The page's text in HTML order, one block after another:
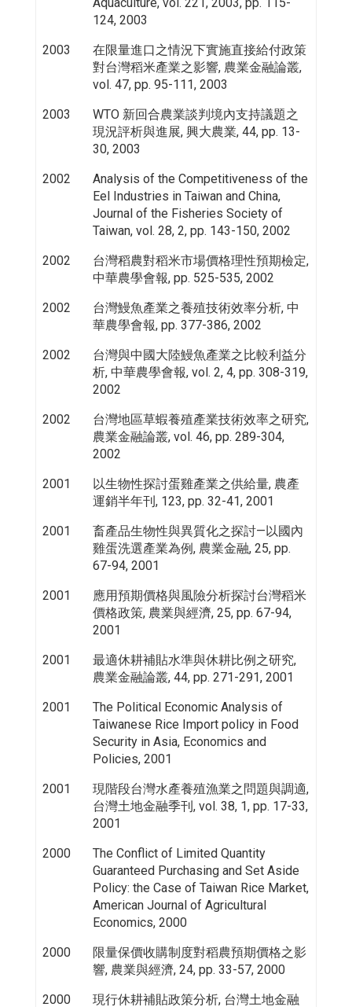
124, 2003
2003
在限量進口之情況下實施直接給付政策
對台灣稻米產業之影響, 農業金融論叢,
vol. 47, pp. 95-111, 2003
2003
WTO 新回合農業談判境內支持議題之
現況評析與進展, 興大農業, 44, pp. 13-
30, 2003
2002
Analysis of the Competitiveness of the
Eel Industries in Taiwan and China,
Journal of the Fisheries Society of
Taiwan, vol. 28, 2, pp. 143-150, 2002
2002
台灣稻農對稻米市場價格理性預期檢定,
中華農學會報, pp. 525-535, 2002
2002
台灣鰻魚產業之養殖技術效率分析, 中
華農學會報, pp. 377-386, 2002
2002
台灣與中國大陸鰻魚產業之比較利益分
析, 中華農學會報, vol. 2, 4, pp. 308-319,
2002
2002
台灣地區草蝦養殖產業技術效率之研究,
農業金融論叢, vol. 46, pp. 289-304,
2002
2001
以生物性探討蛋雞產業之供給量, 農產
運銷半年刊, 123, pp. 32-41, 2001
2001
畜產品生物性與異質化之探討—以國內
雞蛋洗選產業為例, 農業金融, 25, pp.
67-94, 2001
2001
應用預期價格與風險分析探討台灣稻米
價格政策, 農業與經濟, 25, pp. 67-94,
2001
2001
最適休耕補貼水準與休耕比例之研究,
農業金融論叢, 44, pp. 271-291, 2001
2001
The Political Economic Analysis of
Taiwanese Rice Import policy in Food
Security in Asia, Economics and
Policies, 2001
2001
現階段台灣水產養殖漁業之問題與調適,
台灣土地金融季刊, vol. 38, 1, pp. 17-33,
2001
2000
The Conflict of Limited Quantity
Guaranteed Purchasing and Set Aside
Policy: the Case of Taiwan Rice Market,
American Journal of Agricultural
Economics, 2000
2000
限量保價收購制度對稻農預期價格之影
響, 農業與經濟, 24, pp. 33-57, 2000
2000
現行休耕補貼政策分析, 台灣土地金融